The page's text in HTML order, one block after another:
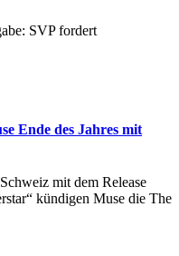
SVP fordert
Ende des Jahres mit
mit dem Release
kündigen Muse die The